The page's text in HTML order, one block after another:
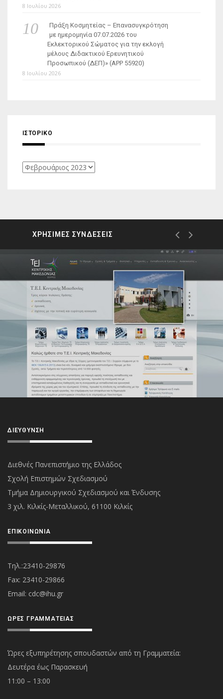
8 Ιουλίου 2026
Πράξη Κοσμητείας – Επανασυγκρότηση
με ημερομηνία 07.07.2026 του
Εκλεκτορικού Σώματος για την εκλογή
μέλους Διδακτικού Ερευνητικού
Προσωπικού (ΔΕΠ)» (APP 55920)
8 Ιουλίου 2026
ΙΣΤΟΡΙΚΌ
Ιστορικό
ΧΡΗΣΙΜΕΣ ΣΥΝΔΕΣΕΙΣ
ΔΙΕΎΘΥΝΣΗ
Διεθνές Πανεπιστήμιο της Ελλάδος
Σχολή Επιστημών Σχεδιασμού
Τμήμα Δημιουργικού Σχεδιασμού και Ένδυσης
3 χιλ. Κιλκίς-Μεταλλικού, 61100 Κιλκίς
ΕΠΙΚΟΙΝΩΝΊΑ
Τηλ.:23410-29876
Fax: 23410-29866
Εmail: cdc@ihu.gr
ΏΡΕΣ ΓΡΑΜΜΑΤΕΊΑΣ
Ώρες εξυπηρέτησης σπουδαστών από τη Γραμματεία:
Δευτέρα έως Παρασκευή
11:00 – 13:00